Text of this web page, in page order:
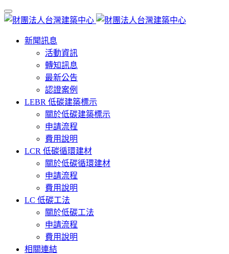
新聞訊息
活動資訊
轉知訊息
最新公告
認證案例
LEBR 低碳建築標示
關於低碳建築標示
申請流程
費用說明
LCR 低碳循環建材
關於低碳循環建材
申請流程
費用說明
LC 低碳工法
關於低碳工法
申請流程
費用說明
相關連結